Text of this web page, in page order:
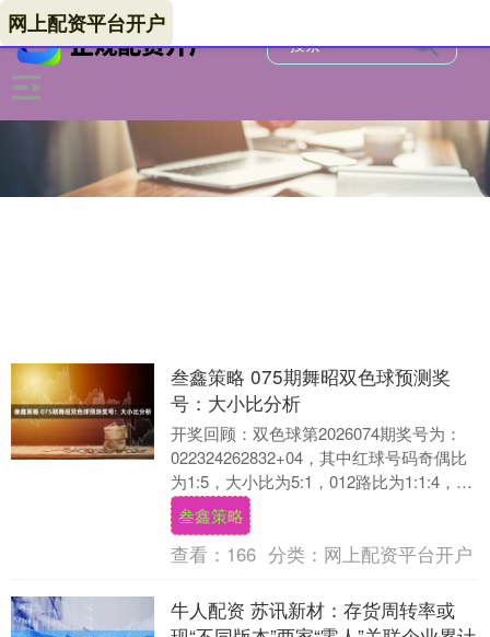
网上配资平台开户
叁鑫策略 075期舞昭双色球预测奖
号：大小比分析
开奖回顾：双色球第2026074期奖号为：
022324262832+04，其中红球号码奇偶比
为1:5，大小比为5:1，012路比为1:1:4，三
区比为1:0:5....
叁鑫策略
查看： 166 分类： 网上配资平台开户
牛人配资 苏讯新材：存货周转率或